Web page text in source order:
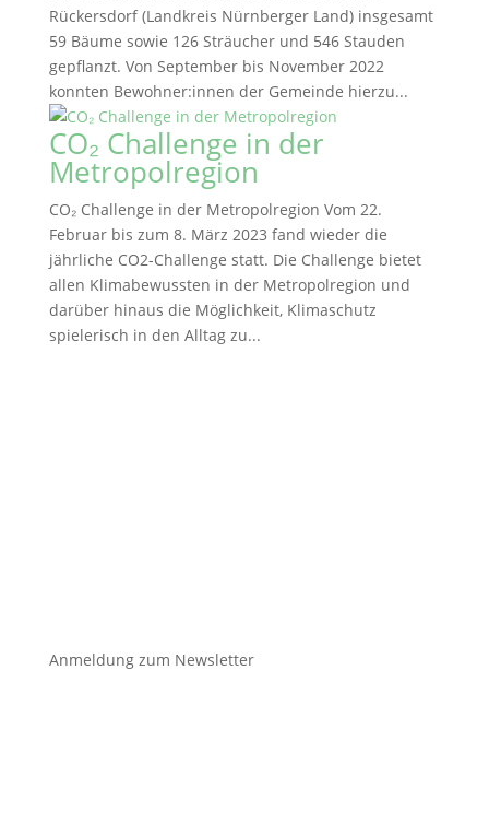
Rückersdorf (Landkreis Nürnberger Land) insgesamt
59 Bäume sowie 126 Sträucher und 546 Stauden
gepflanzt. Von September bis November 2022
konnten Bewohner:innen der Gemeinde hierzu...
CO₂ Challenge in der
Metropolregion
CO₂ Challenge in der Metropolregion Vom 22.
Februar bis zum 8. März 2023 fand wieder die
jährliche CO2-Challenge statt. Die Challenge bietet
allen Klimabewussten in der Metropolregion und
darüber hinaus die Möglichkeit, Klimaschutz
spielerisch in den Alltag zu...
Anmeldung zum Newsletter